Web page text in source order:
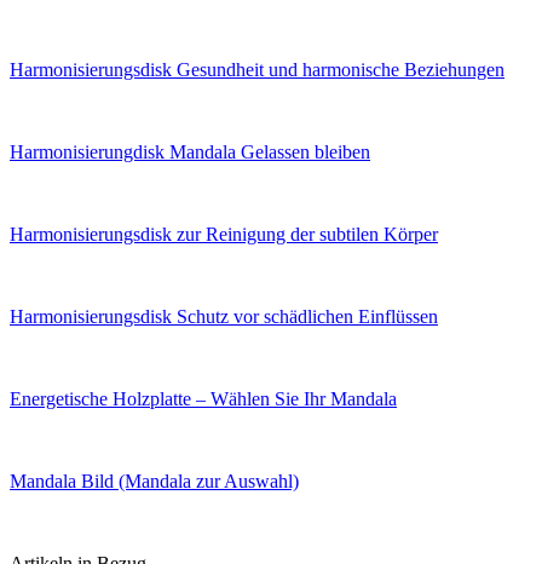
Harmonisierungsdisk Gesundheit und harmonische Beziehungen
Harmonisierungdisk Mandala Gelassen bleiben
Harmonisierungsdisk zur Reinigung der subtilen Körper
Harmonisierungsdisk Schutz vor schädlichen Einflüssen
Energetische Holzplatte – Wählen Sie Ihr Mandala
Mandala Bild (Mandala zur Auswahl)